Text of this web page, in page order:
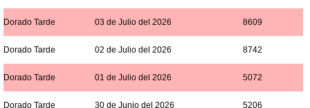
Dorado Tarde 03 de Julio del 2026 8609
Dorado Tarde 02 de Julio del 2026 8742
Dorado Tarde 01 de Julio del 2026 5072
Dorado Tarde 30 de Junio del 2026 5206